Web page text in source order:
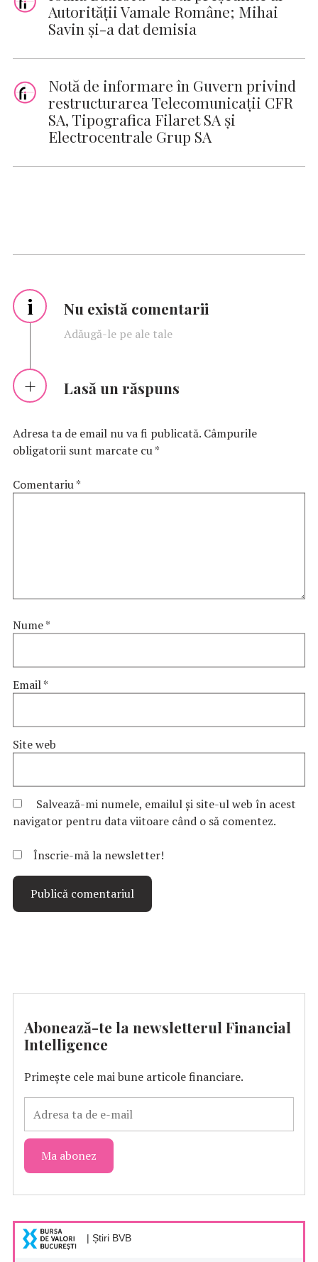
Autorităţii Vamale Române; Mihai
Savin şi-a dat demisia
Notă de informare în Guvern privind
restructurarea Telecomunicaţii CFR
SA, Tipografica Filaret SA şi
Electrocentrale Grup SA
i Nu există comentarii
Adăugă-le pe ale tale
Lasă un răspuns
Adresa ta de email nu va fi publicată. Câmpurile
obligatorii sunt marcate cu*
Comentariu*
Nume*
Email*
Site web
Salvează-mi numele, emailul și site-ul web în acest
navigator pentru data viitoare când o să comentez.
Înscrie-mă la newsletter!
Abonează-te la newsletterul Financial
Intelligence
Primește cele mai bune articole financiare.
| Știri BVB